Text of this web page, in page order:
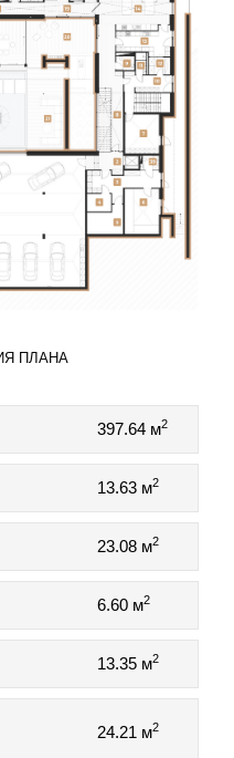
ПЛАНА
397.64 м2
13.63 м2
23.08 м2
6.60 м2
13.35 м2
24.21 м2